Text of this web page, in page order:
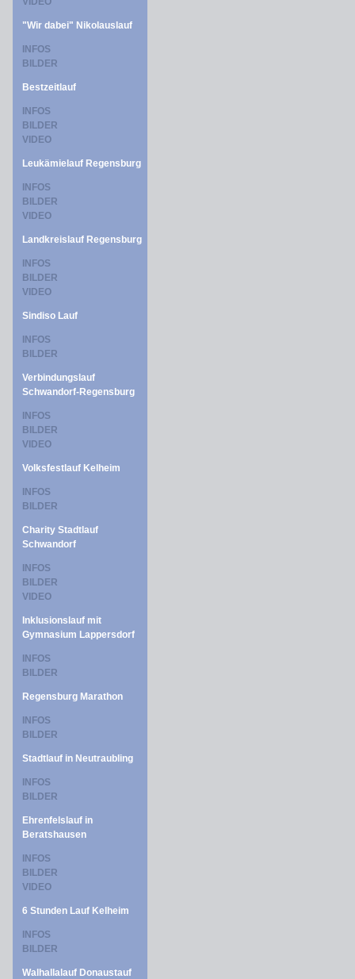
"Wir dabei" Nikolauslauf
INFOS
BILDER
Bestzeitlauf
INFOS
BILDER
VIDEO
Leukämielauf Regensburg
INFOS
BILDER
VIDEO
Landkreislauf Regensburg
INFOS
BILDER
VIDEO
Sindiso Lauf
INFOS
BILDER
Verbindungslauf
Schwandorf-Regensburg
INFOS
BILDER
VIDEO
Volksfestlauf Kelheim
INFOS
BILDER
Charity Stadtlauf
Schwandorf
INFOS
BILDER
VIDEO
Inklusionslauf mit
Gymnasium Lappersdorf
INFOS
BILDER
Regensburg Marathon
INFOS
BILDER
Stadtlauf in Neutraubling
INFOS
BILDER
Ehrenfelslauf in
Beratshausen
INFOS
BILDER
VIDEO
6 Stunden Lauf Kelheim
INFOS
BILDER
Walhallalauf Donaustauf